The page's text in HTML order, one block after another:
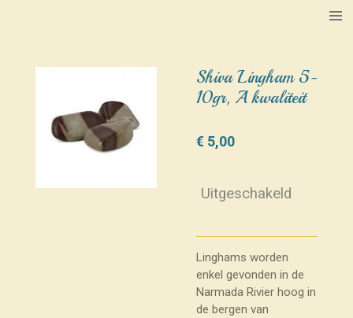
Shiva Lingham 5-
10gr, A kwaliteit
€ 5,00
Uitgeschakeld
Linghams worden
enkel gevonden in de
Narmada Rivier hoog in
de bergen van